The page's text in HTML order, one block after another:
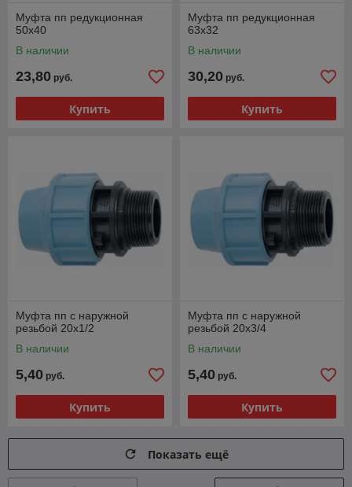
Муфта пп редукционная
50х40
В наличии
23,80 руб.
Купить
Муфта пп редукционная
63х32
В наличии
30,20 руб.
Купить
Муфта пп с наружной
резьбой 20х1/2
В наличии
5,40 руб.
Купить
Муфта пп с наружной
резьбой 20х3/4
В наличии
5,40 руб.
Купить
Показать ещё